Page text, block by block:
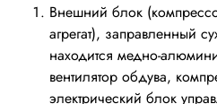
Внешний блок
агрегат), заправленный
находится медно-
вентилятор обдува,
электрический блок